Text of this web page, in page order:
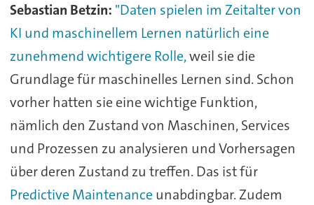
Sebastian Betzin: "Daten spielen im Zeitalter von
KI und maschinellem Lernen natürlich eine
zunehmend wichtigere Rolle,weil sie die
Grundlage für maschinelles Lernen sind. Schon
vorher hatten sie eine wichtige Funktion,
nämlich den Zustand von Maschinen, Services
und Prozessen zu analysieren und Vorhersagen
über deren Zustand zu treffen. Das ist für
Predictive Maintenance unabdingbar. Zudem